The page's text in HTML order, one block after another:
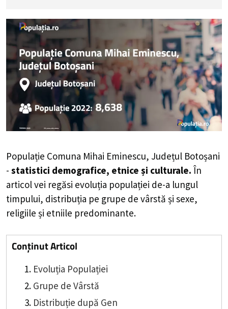
Populație Comuna Mihai Eminescu, Județul Botoșani
- statistici demografice, etnice și culturale. În
articol vei regăsi evoluția populației de-a lungul
timpului, distribuția pe grupe de vârstă și sexe,
religiile și etniile predominante.
Conținut Articol
Evoluția Populației
Grupe de Vârstă
Distribuție după Gen